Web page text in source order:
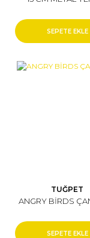
SEPETE EKLE
TUĞPET
ANGRY BİRDS
SEPETE EKLE